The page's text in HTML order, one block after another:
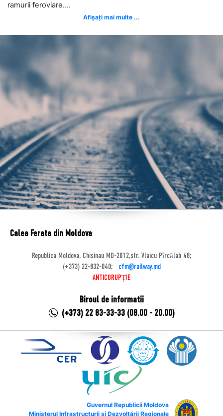
ramurii feroviare....
Afișați mai multe ...
Calea Ferata din Moldova
Republica Moldova, Chisinau MD-2012,str. Vlaicu Pîrcălab 48;
(+373) 22-832-040;
cfm@railway.md
ANTICORUPȚIE
Biroul de informatii
(+373) 22 83-33-33 (08.00 - 20.00)
Guvernul Republicii Moldova
Ministerul Infrastructurii și Dezvoltării Regionale